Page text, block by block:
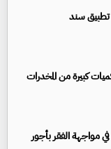
كبيرة من المخدرات
مواجهة الفقر بأجور